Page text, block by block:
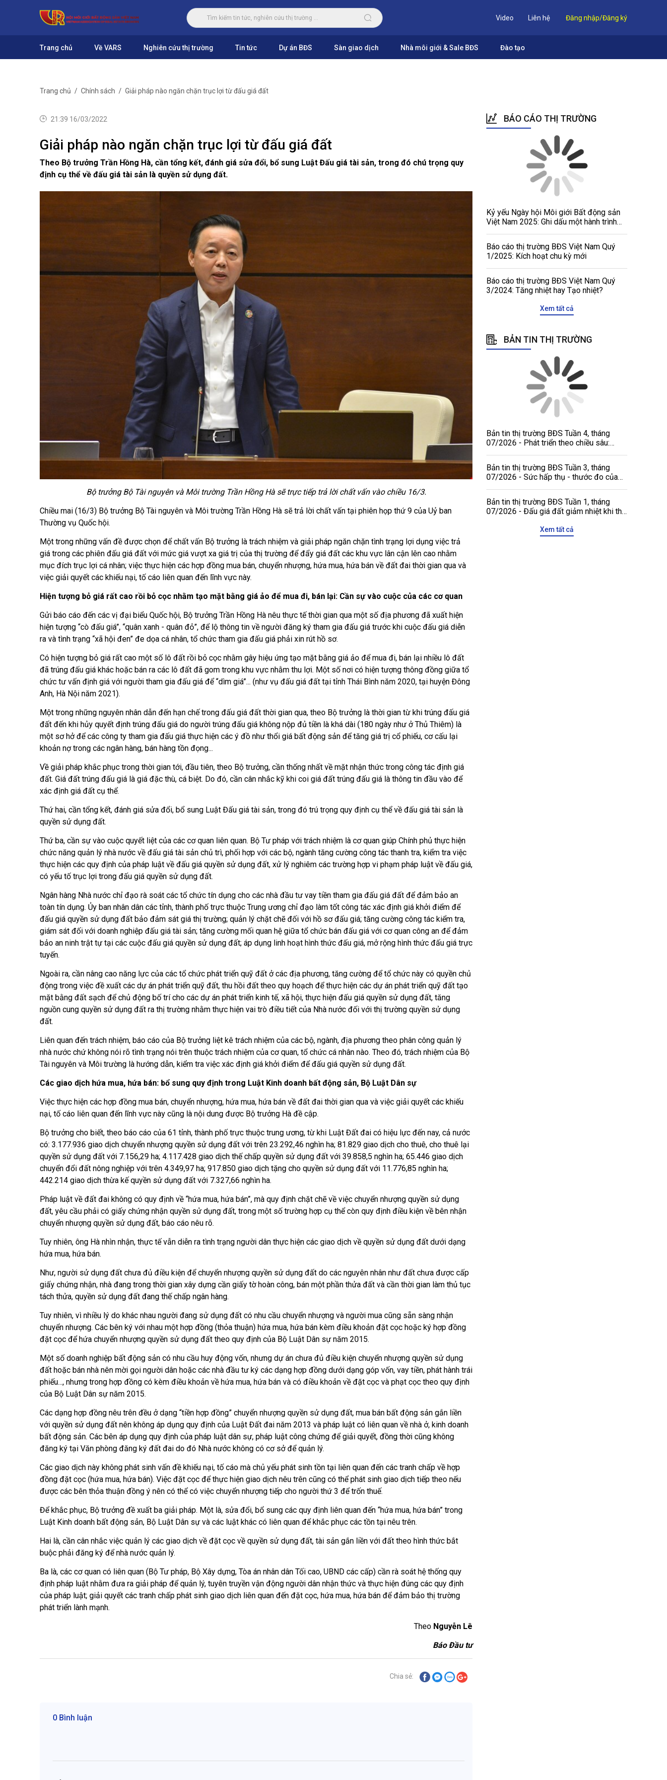
Đăng nhập/Đăng ký
Video Liên hệ
Trang chủ Về VARS Nghiên cứu thị trường Tin tức Dự án BĐS Sàn giao dịch Nhà môi giới & Sale BĐS Đào tạo
Trang chủ Chính sách Giải pháp nào ngăn chặn trục lợi từ đấu giá đất
21:39 16/03/2022
Giải pháp nào ngăn chặn trục lợi từ đấu giá đất
Theo Bộ trưởng Trần Hồng Hà, cần tổng kết, đánh giá sửa đổi, bổ sung Luật Đấu giá tài sản, trong đó chú trọng quy
định cụ thể về đấu giá tài sản là quyền sử dụng đất.
Bộ trưởng Bộ Tài nguyên và Môi trường Trần Hồng Hà sẽ trực tiếp trả lời chất vấn vào chiều 16/3.
Chiều mai (16/3) Bộ trưởng Bộ Tài nguyên và Môi trường Trần Hồng Hà sẽ trả lời chất vấn tại phiên họp thứ 9 của Uỷ ban
Thường vụ Quốc hội.
Một trong những vấn đề được chọn để chất vấn Bộ trưởng là trách nhiệm và giải pháp ngăn chặn tình trạng lợi dụng việc trả
giá trong các phiên đấu giá đất với mức giá vượt xa giá trị của thị trường để đẩy giá đất các khu vực lân cận lên cao nhằm
mục đích trục lợi cá nhân; việc thực hiện các hợp đồng mua bán, chuyển nhượng, hứa mua, hứa bán về đất đai thời gian qua và
việc giải quyết các khiếu nại, tố cáo liên quan đến lĩnh vực này.
Hiện tượng bỏ giá rất cao rồi bỏ cọc nhằm tạo mặt bằng giá ảo để mua đi, bán lại: Cần sự vào cuộc của các cơ quan
Gửi báo cáo đến các vị đại biểu Quốc hội, Bộ trưởng Trần Hồng Hà nêu thực tế thời gian qua một số địa phương đã xuất hiện
hiện tượng “cò đấu giá”, “quân xanh - quân đỏ”, để lộ thông tin về người đăng ký tham gia đấu giá trước khi cuộc đấu giá diễn
ra và tình trạng “xã hội đen” đe dọa cá nhân, tổ chức tham gia đấu giá phải xin rút hồ sơ.
Có hiện tượng bỏ giá rất cao một số lô đất rồi bỏ cọc nhằm gây hiệu ứng tạo mặt bằng giá ảo để mua đi, bán lại nhiều lô đất
đã trúng đấu giá khác hoặc bán ra các lô đất đã gom trong khu vực nhằm thu lợi. Một số nơi có hiện tượng thông đồng giữa tổ
chức tư vấn định giá với người tham gia đấu giá để “dìm giá”... (như vụ đấu giá đất tại tỉnh Thái Bình năm 2020, tại huyện Đông
Anh, Hà Nội năm 2021).
Một trong những nguyên nhân dẫn đến hạn chế trong đấu giá đất thời gian qua, theo Bộ trưởng là thời gian từ khi trúng đấu giá
đất đến khi hủy quyết định trúng đấu giá do người trúng đấu giá không nộp đủ tiền là khá dài (180 ngày như ở Thủ Thiêm) là
một sơ hở để các công ty tham gia đấu giá thực hiện các ý đồ như thổi giá bất động sản để tăng giá trị cổ phiếu, cơ cấu lại
khoản nợ trong các ngân hàng, bán hàng tồn đọng...
Về giải pháp khắc phục trong thời gian tới, đầu tiên, theo Bộ trưởng, cần thống nhất về mặt nhận thức trong công tác định giá
đất. Giá đất trúng đấu giá là giá đặc thù, cá biệt. Do đó, cần cân nhắc kỹ khi coi giá đất trúng đấu giá là thông tin đầu vào để
xác định giá đất cụ thể.
Thứ hai, cần tổng kết, đánh giá sửa đổi, bổ sung Luật Đấu giá tài sản, trong đó trú trọng quy định cụ thể về đấu giá tài sản là
quyền sử dụng đất.
Thứ ba, cần sự vào cuộc quyết liệt của các cơ quan liên quan. Bộ Tư pháp với trách nhiệm là cơ quan giúp Chính phủ thực hiện
chức năng quản lý nhà nước về đấu giá tài sản chủ trì, phối hợp với các bộ, ngành tăng cường công tác thanh tra, kiểm tra việc
thực hiện các quy định của pháp luật về đấu giá quyền sử dụng đất, xử lý nghiêm các trường hợp vi phạm pháp luật về đấu giá,
có yếu tố trục lợi trong đấu giá quyền sử dụng đất.
Ngân hàng Nhà nước chỉ đạo rà soát các tổ chức tín dụng cho các nhà đầu tư vay tiền tham gia đấu giá đất để đảm bảo an
toàn tín dụng. Ủy ban nhân dân các tỉnh, thành phố trực thuộc Trung ương chỉ đạo làm tốt công tác xác định giá khởi điểm để
đấu giá quyền sử dụng đất bảo đảm sát giá thị trường; quản lý chặt chẽ đối với hồ sơ đấu giá; tăng cường công tác kiểm tra,
giám sát đối với doanh nghiệp đấu giá tài sản; tăng cường mối quan hệ giữa tổ chức bán đấu giá với cơ quan công an để đảm
bảo an ninh trật tự tại các cuộc đấu giá quyền sử dụng đất; áp dụng linh hoạt hình thức đấu giá, mở rộng hình thức đấu giá trực
tuyến.
Ngoài ra, cần nâng cao năng lực của các tổ chức phát triển quỹ đất ở các địa phương, tăng cường để tổ chức này có quyền chủ
động trong việc đề xuất các dự án phát triển quỹ đất, thu hồi đất theo quy hoạch để thực hiện các dự án phát triển quỹ đất tạo
mặt bằng đất sạch để chủ động bố trí cho các dự án phát triển kinh tế, xã hội, thực hiện đấu giá quyền sử dụng đất, tăng
nguồn cung quyền sử dụng đất ra thị trường nhằm thực hiện vai trò điều tiết của Nhà nước đối với thị trường quyền sử dụng
đất.
Liên quan đến trách nhiệm, báo cáo của Bộ trưởng liệt kê trách nhiệm của các bộ, ngành, địa phương theo phân công quản lý
nhà nước chứ không nói rõ tình trạng nói trên thuộc trách nhiệm của cơ quan, tổ chức cá nhân nào. Theo đó, trách nhiệm của Bộ
Tài nguyên và Môi trường là hướng dẫn, kiểm tra việc xác định giá khởi điểm để đấu giá quyền sử dụng đất.
Các giao dịch hứa mua, hứa bán: bổ sung quy định trong Luật Kinh doanh bất động sản, Bộ Luật Dân sự
Việc thực hiện các hợp đồng mua bán, chuyển nhượng, hứa mua, hứa bán về đất đai thời gian qua và việc giải quyết các khiếu
nại, tố cáo liên quan đến lĩnh vực này cũng là nội dung được Bộ trưởng Hà đề cập.
Bộ trưởng cho biết, theo báo cáo của 61 tỉnh, thành phố trực thuộc trung ương, từ khi Luật Đất đai có hiệu lực đến nay, cả nước
có: 3.177.936 giao dịch chuyển nhượng quyền sử dụng đất với trên 23.292,46 nghìn ha; 81.829 giao dịch cho thuê, cho thuê lại
quyền sử dụng đất với 7.156,29 ha; 4.117.428 giao dịch thế chấp quyền sử dụng đất với 39.858,5 nghìn ha; 65.446 giao dịch
chuyển đổi đất nông nghiệp với trên 4.349,97 ha; 917.850 giao dịch tặng cho quyền sử dụng đất với 11.776,85 nghìn ha;
442.214 giao dịch thừa kế quyền sử dụng đất với 7.327,66 nghìn ha.
Pháp luật về đất đai không có quy định về “hứa mua, hứa bán”, mà quy định chặt chẽ về việc chuyển nhượng quyền sử dụng
đất, yêu cầu phải có giấy chứng nhận quyền sử dụng đất, trong một số trường hợp cụ thể còn quy định điều kiện về bên nhận
chuyển nhượng quyền sử dụng đất, báo cáo nêu rõ.
Tuy nhiên, ông Hà nhìn nhận, thực tế vẫn diễn ra tình trạng người dân thực hiện các giao dịch về quyền sử dụng đất dưới dạng
hứa mua, hứa bán.
Như, người sử dụng đất chưa đủ điều kiện để chuyển nhượng quyền sử dụng đất do các nguyên nhân như đất chưa được cấp
giấy chứng nhận, nhà đang trong thời gian xây dựng cần giấy tờ hoàn công, bán một phần thửa đất và cần thời gian làm thủ tục
tách thửa, quyền sử dụng đất đang thế chấp ngân hàng.
Tuy nhiên, vì nhiều lý do khác nhau người đang sử dụng đất có nhu cầu chuyển nhượng và người mua cũng sẵn sàng nhận
chuyển nhượng. Các bên ký với nhau một hợp đồng (thỏa thuận) hứa mua, hứa bán kèm điều khoản đặt cọc hoặc ký hợp đồng
đặt cọc để hứa chuyển nhượng quyền sử dụng đất theo quy định của Bộ Luật Dân sự năm 2015.
Một số doanh nghiệp bất động sản có nhu cầu huy động vốn, nhưng dự án chưa đủ điều kiện chuyển nhượng quyền sử dụng
đất hoặc bán nhà nên mời gọi người dân hoặc các nhà đầu tư ký các dạng hợp đồng dưới dạng góp vốn, vay tiền, phát hành trái
phiếu..., nhưng trong hợp đồng có kèm điều khoản về hứa mua, hứa bán và có điều khoản về đặt cọc và phạt cọc theo quy định
của Bộ Luật Dân sự năm 2015.
Các dạng hợp đồng nêu trên đều ở dạng “tiền hợp đồng” chuyển nhượng quyền sử dụng đất, mua bán bất động sản gắn liền
với quyền sử dụng đất nên không áp dụng quy định của Luật Đất đai năm 2013 và pháp luật có liên quan về nhà ở, kinh doanh
bất động sản. Các bên áp dụng quy định của pháp luật dân sự, pháp luật công chứng để giải quyết, đồng thời cũng không
đăng ký tại Văn phòng đăng ký đất đai do đó Nhà nước không có cơ sở để quản lý.
Các giao dịch này không phát sinh vấn đề khiếu nại, tố cáo mà chủ yếu phát sinh tồn tại liên quan đến các tranh chấp về hợp
đồng đặt cọc (hứa mua, hứa bán). Việc đặt cọc để thực hiện giao dịch nêu trên cũng có thể phát sinh giao dịch tiếp theo nếu
được các bên thỏa thuận đồng ý nên có thể có việc chuyển nhượng tiếp cho người thứ 3 để trốn thuế.
Để khắc phục, Bộ trưởng đề xuất ba giải pháp. Một là, sửa đổi, bổ sung các quy định liên quan đến “hứa mua, hứa bán” trong
Luật Kinh doanh bất động sản, Bộ Luật Dân sự và các luật khác có liên quan để khắc phục các tồn tại nêu trên.
Hai là, cần cân nhắc việc quản lý các giao dịch về đặt cọc về quyền sử dụng đất, tài sản gắn liền với đất theo hình thức bắt
buộc phải đăng ký để nhà nước quản lý.
Ba là, các cơ quan có liên quan (Bộ Tư pháp, Bộ Xây dựng, Tòa án nhân dân Tối cao, UBND các cấp) cần rà soát hệ thống quy
định pháp luật nhằm đưa ra giải pháp để quản lý, tuyên truyền vận động người dân nhận thức và thực hiện đúng các quy định
của pháp luật; giải quyết các tranh chấp phát sinh giao dịch liên quan đến đặt cọc, hứa mua, hứa bán để đảm bảo thị trường
phát triển lành mạnh.
Theo Nguyễn Lê
Báo Đầu tư
Chia sẻ:
0 Bình luận
BÁO CÁO THỊ TRƯỜNG
Kỷ yếu Ngày hội Môi giới Bất động sản
Việt Nam 2025: Ghi dấu một hành trình
Báo cáo thị trường BĐS Việt Nam Quý
1/2025: Kích hoạt chu kỳ mới
Báo cáo thị trường BĐS Việt Nam Quý
3/2024: Tăng nhiệt hay Tạo nhiệt?
Xem tất cả
BẢN TIN THỊ TRƯỜNG
Bản tin thị trường BĐS Tuần 4, tháng
07/2026 - Phát triển theo chiều sâu:
đối tác quốc tế
Bản tin thị trường BĐS Tuần 3, tháng
07/2026 - Sức hấp thụ - thước đo của
Bản tin thị trường BĐS Tuần 1, tháng
07/2026 - Đấu giá đất giảm nhiệt khi thị
Xem tất cả